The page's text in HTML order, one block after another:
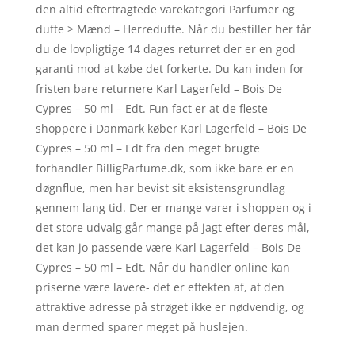
den altid eftertragtede varekategori Parfumer og
dufte > Mænd – Herredufte. Når du bestiller her får
du de lovpligtige 14 dages returret der er en god
garanti mod at købe det forkerte. Du kan inden for
fristen bare returnere Karl Lagerfeld – Bois De
Cypres – 50 ml – Edt. Fun fact er at de fleste
shoppere i Danmark køber Karl Lagerfeld – Bois De
Cypres – 50 ml – Edt fra den meget brugte
forhandler BilligParfume.dk, som ikke bare er en
døgnflue, men har bevist sit eksistensgrundlag
gennem lang tid. Der er mange varer i shoppen og i
det store udvalg går mange på jagt efter deres mål,
det kan jo passende være Karl Lagerfeld – Bois De
Cypres – 50 ml – Edt. Når du handler online kan
priserne være lavere- det er effekten af, at den
attraktive adresse på strøget ikke er nødvendig, og
man dermed sparer meget på huslejen.